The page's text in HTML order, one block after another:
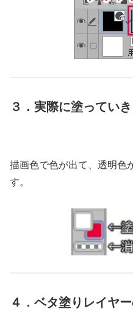
３．実際に塗っていき
描画色で色が出て、透明色
す。
４．ベタ塗りレイヤ